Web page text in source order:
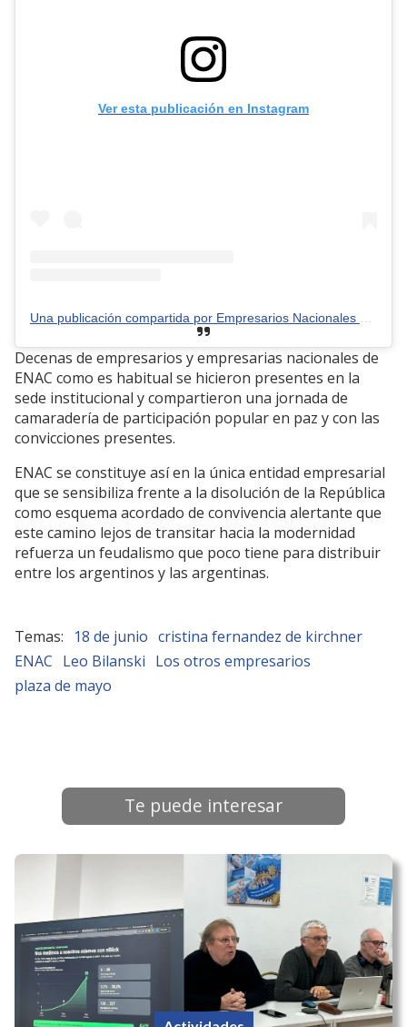
Ver esta publicación en Instagram
Una publicación compartida por Empresarios Nacionales #ENAC (@empresariosnacionales)
Decenas de empresarios y empresarias nacionales de
ENAC como es habitual se hicieron presentes en la
sede institucional y compartieron una jornada de
camaradería de participación popular en paz y con las
convicciones presentes.
ENAC se constituye así en la única entidad empresarial
que se sensibiliza frente a la disolución de la República
como esquema acordado de convivencia alertante que
este camino lejos de transitar hacia la modernidad
refuerza un feudalismo que poco tiene para distribuir
entre los argentinos y las argentinas.
18 de junio cristina fernandez de kirchner
ENAC Leo Bilanski Los otros empresarios
plaza de mayo
Te puede interesar